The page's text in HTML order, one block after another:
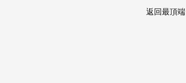
返回最頂端